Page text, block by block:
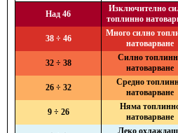
Над 46
Изключително
топлинно
38 ÷ 46
Много силно
натоварване
32 ÷ 38
Силно
натоварване
26 ÷ 32
Средно
натоварване
9 ÷ 26
Няма
натоварване
Леко